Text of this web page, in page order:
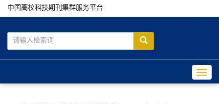
中国高校科技期刊集群服务平台